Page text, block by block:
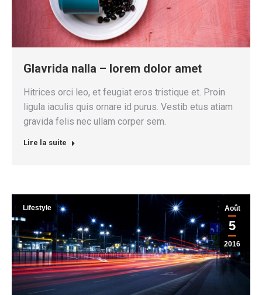
Glavrida nalla – lorem dolor amet
Hitrices orci leo, et feugiat eros tristique et. Proin
ligula iaculis quis ornare id purus. Vestib etus atiam
gravida felis nec ullam corper sem.
Lire la suite
Août
5
2016
Lifestyle